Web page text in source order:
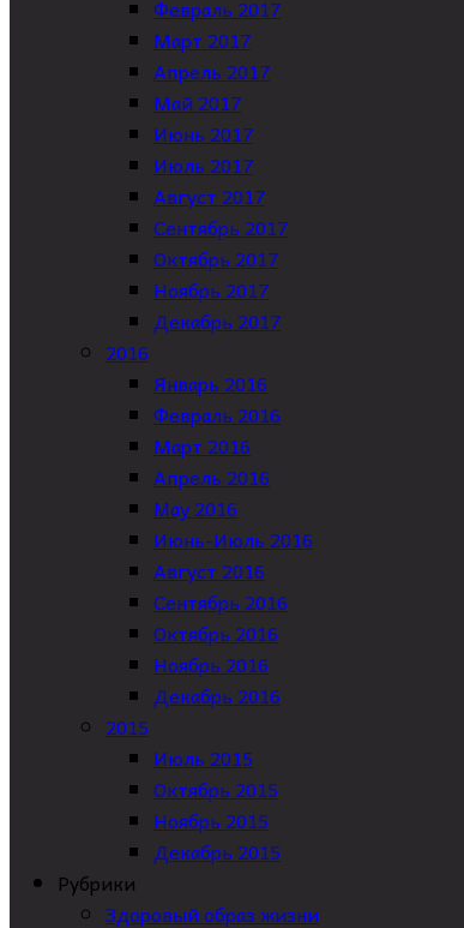
Февраль 2017
Март 2017
Апрель 2017
Май 2017
Июнь 2017
Июль 2017
Август 2017
Сентябрь 2017
Октябрь 2017
Ноябрь 2017
Декабрь 2017
2016
Январь 2016
Февраль 2016
Март 2016
Апрель 2016
May 2016
Июнь-Июль 2016
Август 2016
Сентябрь 2016
Октябрь 2016
Ноябрь 2016
Декабрь 2016
2015
Июль 2015
Октябрь 2015
Ноябрь 2015
Декабрь 2015
Рубрики
Здоровый образ жизни